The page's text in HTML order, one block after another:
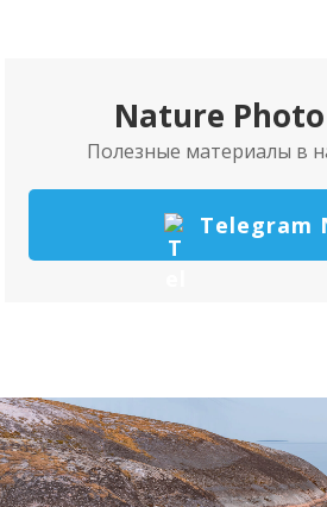
Nature
Полезные материалы в
Telegram